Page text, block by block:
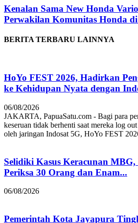
Kenalan Sama New Honda
Perwakilan Komunitas Honda
BERITA TERBARU LAINNYA
HoYo FEST 2026, Hadirkan
ke Kehidupan Nyata dengan
06/08/2026
JAKARTA, PapuaSatu.com - Bagi para
keseruan tidak berhenti saat mereka log
oleh jaringan Indosat 5G, HoYo FEST
Selidiki Kasus Keracunan MBG,
Periksa 30 Orang dan Enam...
06/08/2026
Pemerintah Kota Jayapura